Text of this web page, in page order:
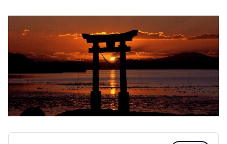
アフターサポート
スタッフ一覧 採用情報
会社概要 店舗用地募集
北海道エリア
札幌市 函館市